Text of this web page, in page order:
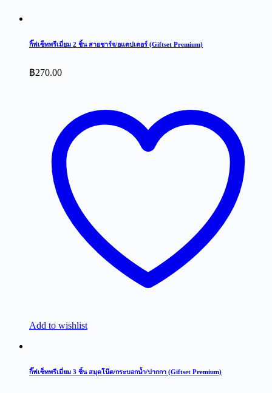
กิ๊ฟเซ็ทพรีเมี่ยม 2 ชิ้น สายชาร์จ/อแดปเตอร์ (Giftset Premium)
฿270.00
Add to wishlist
กิ๊ฟเซ็ทพรีเมี่ยม 3 ชิ้น สมุดโน๊ต/กระบอกน้ำ/ปากกา (Giftset Premium)